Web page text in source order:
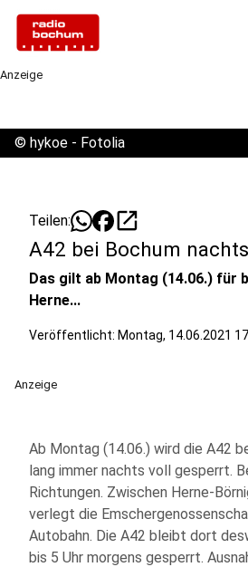
Anzeige
© hykoe - Fotolia
Teilen: open_in_new
A42 bei Bochum
Das gilt ab Montag (14.06.) für
Herne...
Veröffentlicht: Montag, 14.06.2021
Anzeige
Ab Montag (14.06.) wird die A42
lang immer nachts voll gesperrt.
Richtungen. Zwischen Herne-
verlegt die
Autobahn. Die A42 bleibt dort
bis 5 Uhr morgens gesperrt.